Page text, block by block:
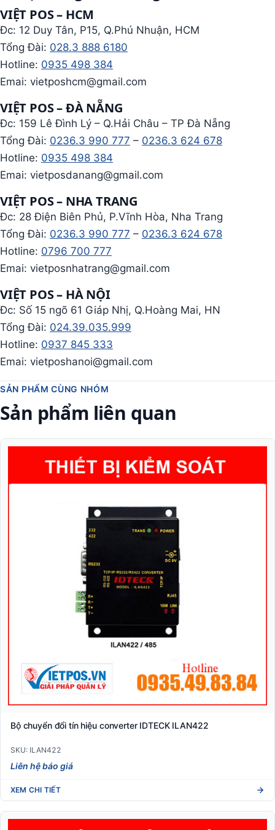
VIỆT POS – HCM
Đc: 12 Duy Tân, P15, Q.Phú Nhuận, HCM
Tổng Đài: 028.3 888 6180
Hotline: 0935 498 384
Emai: vietposhcm@gmail.com
VIỆT POS – ĐÀ NẴNG
Đc: 159 Lê Đình Lý – Q.Hải Châu – TP Đà Nẵng
Tổng Đài: 0236.3 990 777 – 0236.3 624 678
Hotline: 0935 498 384
Emai: vietposdanang@gmail.com
VIỆT POS – NHA TRANG
Đc: 28 Điện Biên Phủ, P.Vĩnh Hòa, Nha Trang
Tổng Đài: 0236.3 990 777 – 0236.3 624 678
Hotline: 0796 700 777
Emai: vietposnhatrang@gmail.com
VIỆT POS – HÀ NỘI
Đc: Số 15 ngõ 61 Giáp Nhị, Q.Hoàng Mai, HN
Tổng Đài: 024.39.035.999
Hotline: 0937 845 333
Emai: vietposhanoi@gmail.com
SẢN PHẨM CÙNG NHÓM
Sản phẩm liên quan
Bộ chuyển đổi tín hiệu converter IDTECK ILAN422
SKU: ILAN422
Liên hệ báo giá
XEM CHI TIẾT